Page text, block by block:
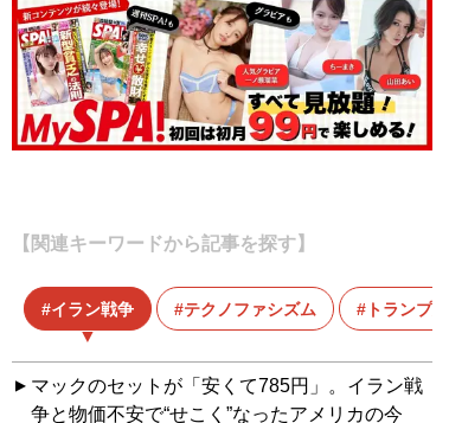
【関連キーワードから記事を探す】
イラン戦争 テクノファシズム トランプ大
マックのセットが「安くて785円」。イラン戦
争と物価不安で“せこく”なったアメリカの今